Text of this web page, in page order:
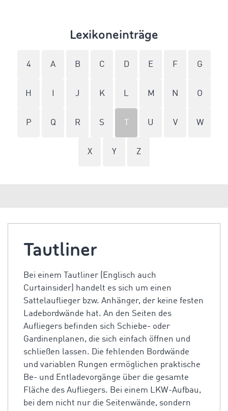
Lexikoneinträge
4 A B C D E F G
H J K L M N O
P Q R S U V W
X Y Z
Tautliner
Bei einem Tautliner (Englisch auch
Curtainsider) handelt es sich um einen
Sattelauflieger bzw. Anhänger, der keine festen
Ladebordwände hat. An den Seiten des
Aufliegers befinden sich Schiebe- oder
Gardinenplanen, die sich einfach öffnen und
schließen lassen. Die fehlenden Bordwände
und variablen Rungen ermöglichen praktische
Be- und Entladevorgänge über die gesamte
Fläche des Aufliegers. Bei einem LKW-Aufbau,
bei dem nicht nur die Seitenwände, sondern